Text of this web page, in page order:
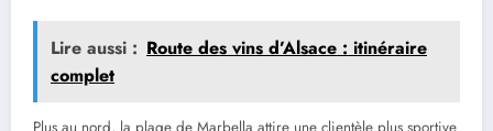
Lire aussi : Route des vins d’Alsace : itinéraire
complet